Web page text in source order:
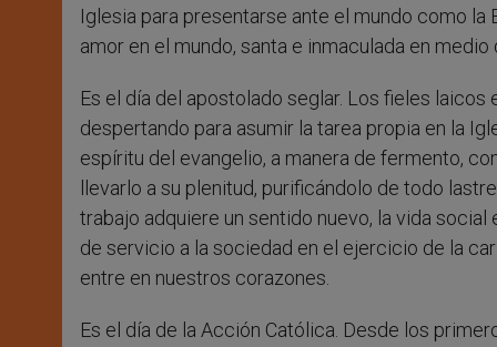
Iglesia para presentarse ante el mundo como
amor en el mundo, santa e inmaculada en medio
Es el día del apostolado seglar. Los fieles
despertando para asumir la tarea propia en la
espíritu del evangelio, a manera de fermento,
llevarlo a su plenitud, purificándolo de todo
trabajo adquiere un sentido nuevo, la vida
de servicio a la sociedad en el ejercicio de la
entre en nuestros corazones.
Es el día de la Acción Católica. Desde los